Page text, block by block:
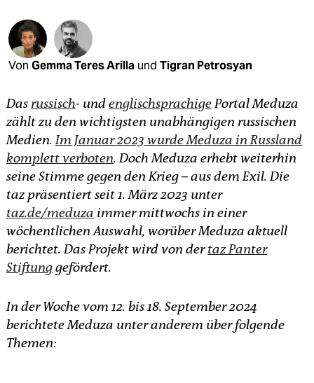
fragen & hilfe
unterstützen
genossenschaft
epaper login
Von Gemma Teres Arilla und Tigran Petrosyan
Das russisch- undenglischsprachigePortal Meduza
zählt zu den wichtigsten unabhängigen russischen
Medien.Im Januar 2023 wurde Meduza in Russland
komplett verboten. Doch Meduza erhebt weiterhin
seine Stimme gegen den Krieg – aus dem Exil. Die
taz präsentiert seit 1. März 2023 unter
taz.de/meduza immer mittwochs in einer
wöchentlichen Auswahl, worüber Meduza aktuell
berichtet. Das Projekt wird von dertaz Panter
Stiftunggefördert.
In der Woche vom 12. bis 18. September 2024
berichtete Meduza unter anderem über folgende
Themen: